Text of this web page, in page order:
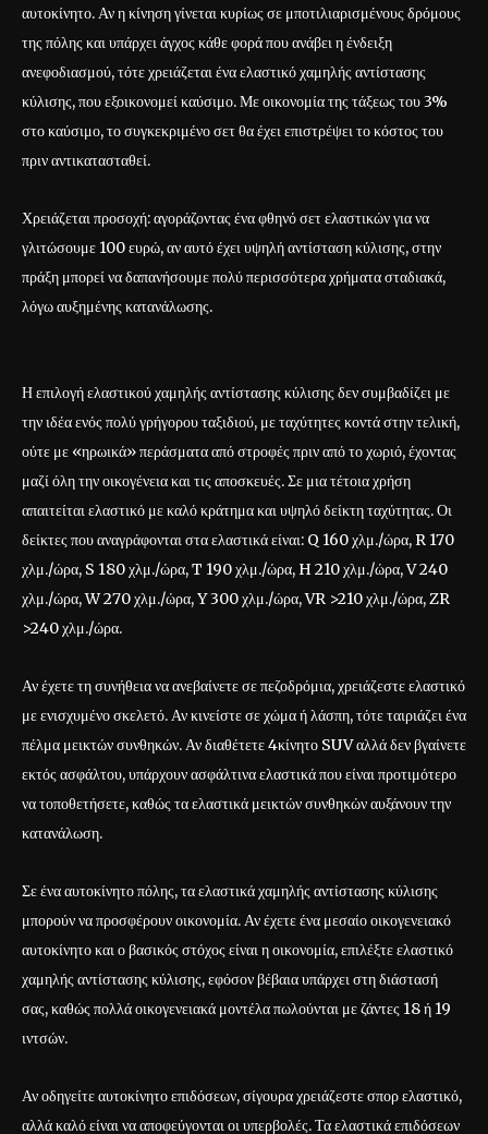
αυτοκίνητο. Αν η κίνηση γίνεται κυρίως σε μποτιλιαρισμένους δρόμους
της πόλης και υπάρχει άγχος κάθε φορά που ανάβει η ένδειξη
ανεφοδιασμού, τότε χρειάζεται ένα ελαστικό χαμηλής αντίστασης
κύλισης, που εξοικονομεί καύσιμο. Με οικονομία της τάξεως του 3%
στο καύσιμο, το συγκεκριμένο σετ θα έχει επιστρέψει το κόστος του
πριν αντικατασταθεί.
Χρειάζεται προσοχή: αγοράζοντας ένα φθηνό σετ ελαστικών για να
γλιτώσουμε 100 ευρώ, αν αυτό έχει υψηλή αντίσταση κύλισης, στην
πράξη μπορεί να δαπανήσουμε πολύ περισσότερα χρήματα σταδιακά,
λόγω αυξημένης κατανάλωσης.
Η επιλογή ελαστικού χαμηλής αντίστασης κύλισης δεν συμβαδίζει με
την ιδέα ενός πολύ γρήγορου ταξιδιού, με ταχύτητες κοντά στην τελική,
ούτε με «ηρωικά» περάσματα από στροφές πριν από το χωριό, έχοντας
μαζί όλη την οικογένεια και τις αποσκευές. Σε μια τέτοια χρήση
απαιτείται ελαστικό με καλό κράτημα και υψηλό δείκτη ταχύτητας. Οι
δείκτες που αναγράφονται στα ελαστικά είναι: Q 160 χλμ./ώρα, R 170
χλμ./ώρα, S 180 χλμ./ώρα, T 190 χλμ./ώρα, H 210 χλμ./ώρα, V 240
χλμ./ώρα, W 270 χλμ./ώρα, Y 300 χλμ./ώρα, VR >210 χλμ./ώρα, ZR
>240 χλμ./ώρα.
Αν έχετε τη συνήθεια να ανεβαίνετε σε πεζοδρόμια, χρειάζεστε ελαστικό
με ενισχυμένο σκελετό. Αν κινείστε σε χώμα ή λάσπη, τότε ταιριάζει ένα
πέλμα μεικτών συνθηκών. Αν διαθέτετε 4κίνητο SUV αλλά δεν βγαίνετε
εκτός ασφάλτου, υπάρχουν ασφάλτινα ελαστικά που είναι προτιμότερο
να τοποθετήσετε, καθώς τα ελαστικά μεικτών συνθηκών αυξάνουν την
κατανάλωση.
Σε ένα αυτοκίνητο πόλης, τα ελαστικά χαμηλής αντίστασης κύλισης
μπορούν να προσφέρουν οικονομία. Αν έχετε ένα μεσαίο οικογενειακό
αυτοκίνητο και ο βασικός στόχος είναι η οικονομία, επιλέξτε ελαστικό
χαμηλής αντίστασης κύλισης, εφόσον βέβαια υπάρχει στη διάστασή
σας, καθώς πολλά οικογενειακά μοντέλα πωλούνται με ζάντες 18 ή 19
ιντσών.
Αν οδηγείτε αυτοκίνητο επιδόσεων, σίγουρα χρειάζεστε σπορ ελαστικό,
αλλά καλό είναι να αποφεύγονται οι υπερβολές. Τα ελαστικά επιδόσεων